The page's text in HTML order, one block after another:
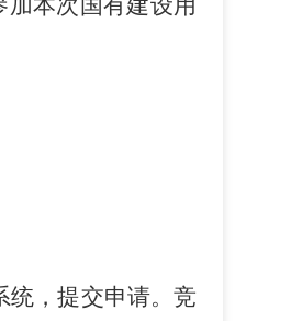
本次国有建设用
统，提交申请。竞